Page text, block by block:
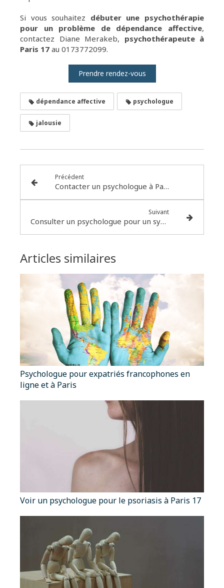
Si vous souhaitez débuter une psychothérapie
pour un problème de dépendance affective,
contactez Diane Merakeb, psychothérapeute à
Paris 17 au 0173772099.
Prendre rendez-vous
dépendance affective psychologue
jalousie
Précédent
Contacter un psychologue à Paris 17
Suivant
Consulter un psychologue pour un syndrome de fatigue chronique, Paris 17
Articles similaires
Psychologue pour expatriés francophones en
ligne et à Paris
Voir un psychologue pour le psoriasis à Paris 17